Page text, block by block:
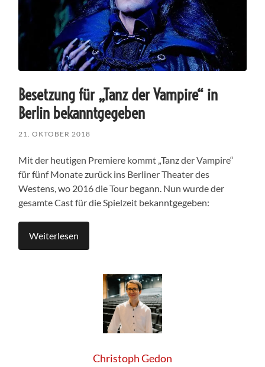
Besetzung für „Tanz der Vampire“ in
Berlin bekanntgegeben
21. OKTOBER 2018
Mit der heutigen Premiere kommt „Tanz der Vampire“
für fünf Monate zurück ins Berliner Theater des
Westens, wo 2016 die Tour begann. Nun wurde der
gesamte Cast für die Spielzeit bekanntgegeben:
Weiterlesen
Christoph Gedon